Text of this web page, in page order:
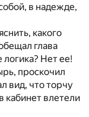
в надежде,
какого
глава
логика? Нет ее!
проскочил
вид, что торчу
кабинет влетели